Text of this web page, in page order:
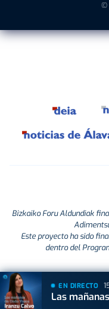
©
Bizkaiko Foru Aldundiak
Este proyecto ha sido
dentro del
EN DIRECTO
Las